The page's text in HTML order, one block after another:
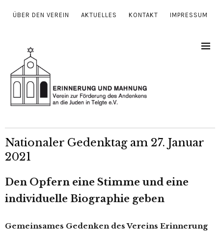
ÜBER DEN VEREIN AKTUELLES KONTAKT IMPRESSUM
Nationaler Gedenktag am 27. Januar
2021
Den Opfern eine Stimme und eine
indi­vi­du­el­le Biographie geben
Gemeinsames Gedenken des Vereins Erinnerung